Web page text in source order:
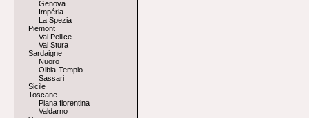
Genova
Impéria
La Spezia
Piemont
Val Pellice
Val Stura
Sardaigne
Nuoro
Olbia-Tempio
Sassari
Sicile
Toscane
Piana fiorentina
Valdarno